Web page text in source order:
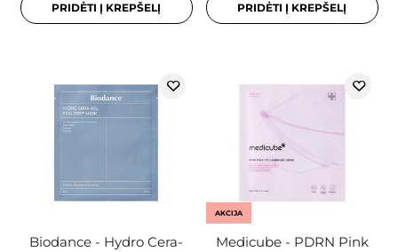
PRIDĖTI Į KREPŠELĮ PRIDĖTI Į KREPŠELĮ
Biodance - Hydro Cera-
AKCIJA
Medicube - PDRN Pink